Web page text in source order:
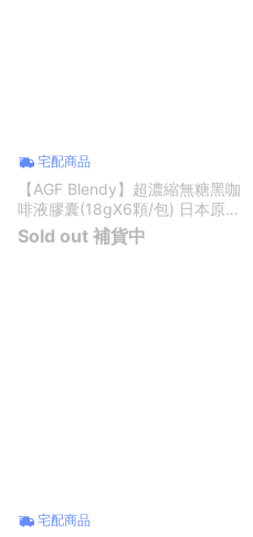
宅配商品
【AGF Blendy】超濃縮無糖黑咖
啡液膠囊(18gX6顆/包) 日本原裝
進口食品 冰美式珈啡拿鐵飲料
常溫保存快速沖泡 速溶手沖球
Sold out 補貨中
宅配商品